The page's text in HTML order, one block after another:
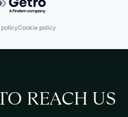
Cookie policy
REACH US